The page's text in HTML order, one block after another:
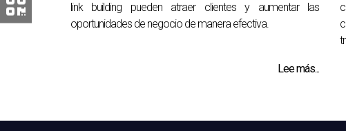
link building pueden atraer clientes y aumentar las
oportunidades de negocio de manera efectiva.
Lee más...